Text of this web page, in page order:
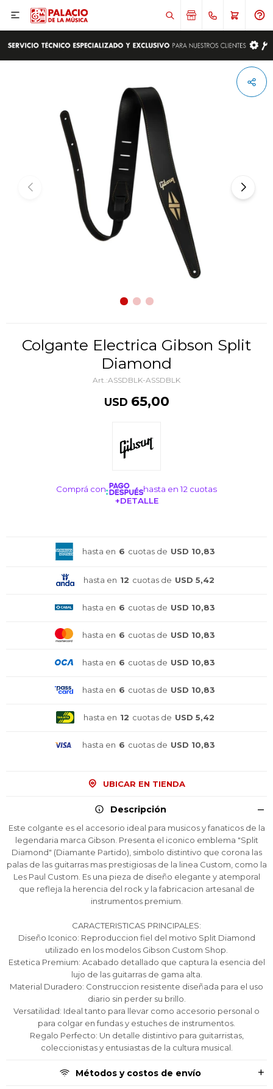

Colgante Electrica Gibson Split
Diamond
ASSDBLK-ASSDBLK
USD 65,00
Comprá con
hasta en 12 cuotas
+DETALLE
hasta en 6 cuotas de USD 10,83
hasta en 12 cuotas de USD 5,42
hasta en 6 cuotas de USD 10,83
hasta en 6 cuotas de USD 10,83
hasta en 6 cuotas de USD 10,83
hasta en 6 cuotas de USD 10,83
hasta en 12 cuotas de USD 5,42
hasta en 6 cuotas de USD 10,83
UBICAR EN TIENDA
Descripción
Este colgante es el accesorio ideal para musicos y fanaticos de la
legendaria marca Gibson. Presenta el iconico emblema "Split
Diamond" (Diamante Partido), simbolo distintivo que corona las
palas de las guitarras mas prestigiosas de la linea Custom, como la
Les Paul Custom. Es una pieza de diseño elegante y atemporal
que refleja la herencia del rock y la fabricacion artesanal de
instrumentos premium.
CARACTERISTICAS PRINCIPALES:
Diseño Iconico: Reproduccion fiel del motivo Split Diamond
utilizado en los modelos Gibson Custom Shop.
Estetica Premium: Acabado detallado que captura la esencia del
lujo de las guitarras de gama alta.
Material Duradero: Construccion resistente diseñada para el uso
diario sin perder su brillo.
Versatilidad: Ideal tanto para llevar como accesorio personal o
para colgar en fundas y estuches de instrumentos.
Regalo Perfecto: Un detalle distintivo para guitarristas,
coleccionistas y entusiastas de la cultura musical.
Métodos y costos de envío
Comprá ahora y Pagá
Después, hasta en 12
cuotas y sin tocar tu
tarjeta de crédito
comprar!
Comprá en 3 cuotas sin recargo o hasta en
12 cuotas * ¡Solo con tu cédula!
* sujeto aprobación crediticia.
Verifica si estás calificado para comprar con
Pago Después:
Cédula de identidad
Fecha de nacimiento
Año
Continuar
Estás calificado para comprar usando Pago
Después.
¡Tenés hasta
para comprar en las cuotas que
prefieras!
Elegí tus productos preferidos
Elegís Pago Después como metodo de pago
* sujeto a aprobación crediticia. El monto disponible
puede variar por comercio
Ups!
Parece que no tenes oferta, lamentamos
el inconveniente, por cualquier duda
contactanos en
preguntas@pagodespues.com.uy
¡Algo salió mal!
Por favor intenta nuevamente mas tarde.
Comprá ahora y Pagá
Después, hasta en 12
cuotas y sin tocar tu
tarjeta de crédito
comprar!
Comprá en 3 cuotas sin recargo o hasta en
12 cuotas * ¡Solo con tu cédula!
* sujeto aprobación crediticia.
Verifica si estás calificado para comprar con
Pago Después:
Cédula de identidad
Fecha de nacimiento
Año
Continuar
Estás calificado para comprar usando Pago
Después.
¡Tenés hasta
para comprar en las cuotas que
prefieras!
Elegí tus productos preferidos
Elegís Pago Después como metodo de pago
* sujeto a aprobación crediticia. El monto disponible
puede variar por comercio
Ups!
Parece que no tenes oferta, lamentamos
el inconveniente, por cualquier duda
contactanos en
preguntas@pagodespues.com.uy
¡Algo salió mal!
Por favor intenta nuevamente mas tarde.
Comprá ahora y Pagá
Después, hasta en 12
cuotas y sin tocar tu
tarjeta de crédito
comprar!
Comprá en 3 cuotas sin recargo o hasta en
12 cuotas * ¡Solo con tu cédula!
* sujeto aprobación crediticia.
Verifica si estás calificado para comprar con
Pago Después:
Cédula de identidad
Fecha de nacimiento
Año
Continuar
Estás calificado para comprar usando Pago
Después.
¡Tenés hasta
para comprar en las cuotas que
prefieras!
Elegí tus productos preferidos
Elegís Pago Después como metodo de pago
* sujeto a aprobación crediticia. El monto disponible
puede variar por comercio
Ups!
Parece que no tenes oferta, lamentamos
el inconveniente, por cualquier duda
contactanos en
preguntas@pagodespues.com.uy
¡Algo salió mal!
Por favor intenta nuevamente mas tarde.